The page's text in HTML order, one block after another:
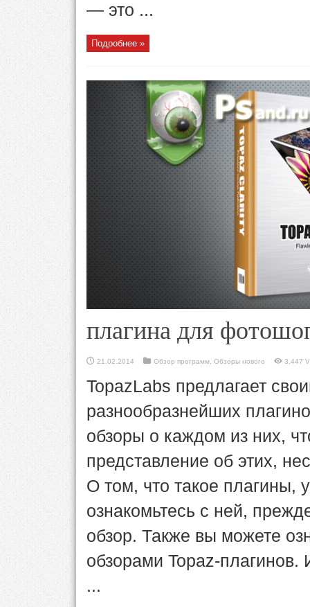
— это ...
Подробнее »
плагина для
21.02.2014 Обзор программ, Обзоры нового 3,447
TopazLabs предлагает
разнообразнейших
обзоры о каждом из них,
представление об этих,
О том, что такое плагины,
ознакомьтесь с ней,
обзор. Также вы можете
обзорами Topaz-плагинов.
...